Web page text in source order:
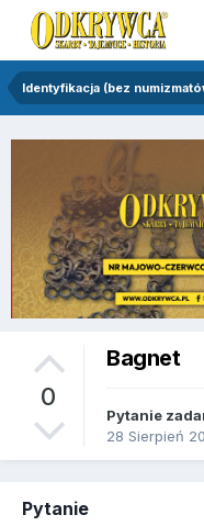
Identyfikacja (bez
0
Bagnet
Pytanie
28 Sierpień
Pytanie